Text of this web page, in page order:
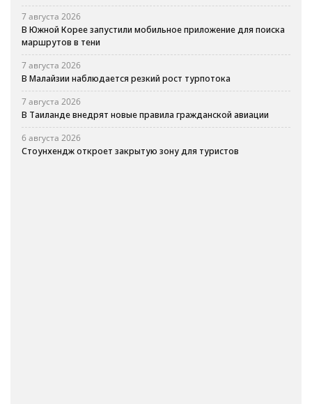
7 августа 2026
В Южной Корее запустили мобильное приложение для поиска
маршрутов в тени
7 августа 2026
В Малайзии наблюдается резкий рост турпотока
7 августа 2026
В Таиланде внедрят новые правила гражданской авиации
6 августа 2026
Стоунхендж откроет закрытую зону для туристов